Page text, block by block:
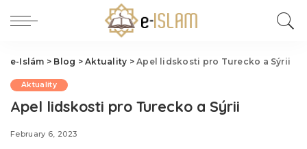
e-Islám > Blog >Aktuality >Apel lidskosti pro Turecko a Sýrii
Aktuality
Apel lidskosti pro Turecko a Sýrii
February 6, 2023